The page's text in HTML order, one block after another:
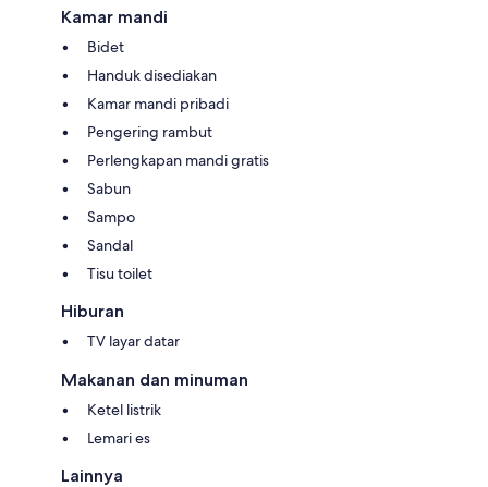
Kamar mandi
Bidet
Handuk disediakan
Kamar mandi pribadi
Pengering rambut
Perlengkapan mandi gratis
Sabun
Sampo
Sandal
Tisu toilet
Hiburan
TV layar datar
Makanan dan minuman
Ketel listrik
Lemari es
Lainnya